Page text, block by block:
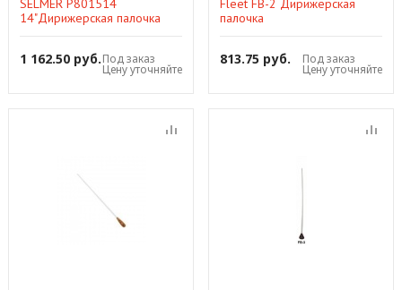
SELMER P801514
14"Дирижерская палочка
1 162.50 руб.Под заказ
Цену уточняйте
Fleet FB-2 Дирижерская
палочка
813.75 руб. Под заказ
Цену уточняйте